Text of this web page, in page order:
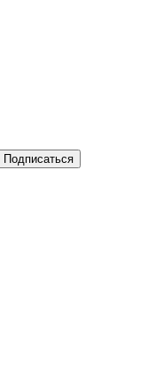
Подписаться